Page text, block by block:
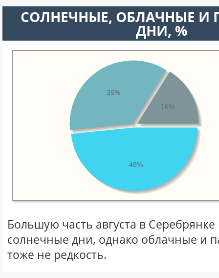
CОЛНЕЧНЫЕ, ОБЛАЧНЫЕ И
ДНИ, %
48%
35%
16%
Большую часть августа в
солнечные дни, однако облачные и
тоже не редкость.